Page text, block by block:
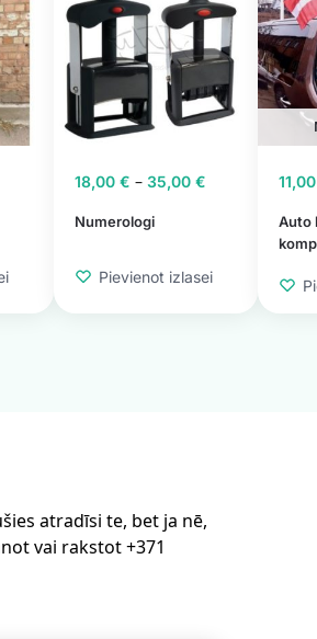
Numerologi
18,00 € – 35,00 €
Pievienot izlasei
Auto
11,00
atradīsi te, bet ja nē,
vai rakstot +371